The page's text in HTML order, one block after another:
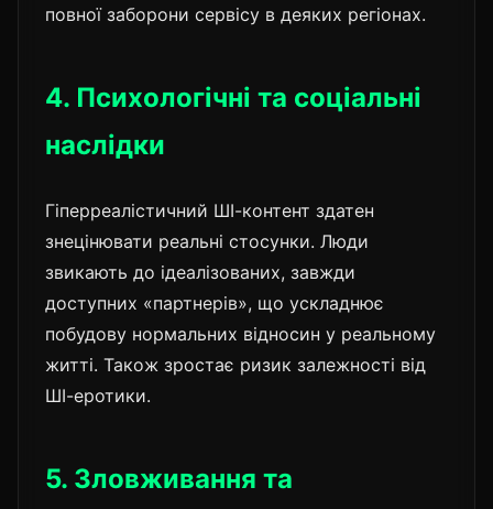
повної заборони сервісу в деяких регіонах.
4. Психологічні та соціальні
наслідки
Гіперреалістичний ШІ-контент здатен
знецінювати реальні стосунки. Люди
звикають до ідеалізованих, завжди
доступних «партнерів», що ускладнює
побудову нормальних відносин у реальному
житті. Також зростає ризик залежності від
ШІ-еротики.
5. Зловживання та